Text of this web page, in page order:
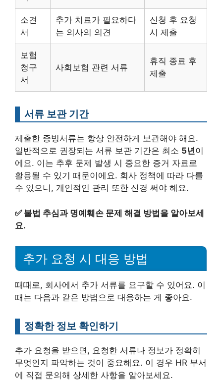
소견
서
추가 치료가 필요하다
는 의사의 의견
신청 후 요청
시 제출
보험
청구
서
사회보험 관련 서류
휴직 종료 후
제출
서류 보관 기간
제출한 증빙서류는 항상 안전하게 보관해야 해요.
일반적으로 권장되는 서류 보관 기간은 최소 5년이
에요. 이는 추후 문제 발생 시 중요한 증거 자료로
활용될 수 있기 때문이에요. 회사 정책에 따라 다를
수 있으니, 개인적인 관리 또한 신경 써야 해요.
✅ 불법 추심과 명예훼손 문제 해결 방법을 알아보세
요.
추가 요청 시 대응 방법
때때로, 회사에서 추가 서류를 요구할 수 있어요. 이
때는 다음과 같은 방법으로 대응하는 게 좋아요.
정확한 정보 확인하기
추가 요청을 받으면, 요청한 서류나 정보가 정확히
무엇인지 파악하는 것이 중요해요. 이 경우 HR 부서
에 직접 문의해 상세한 사항을 알아보세요.